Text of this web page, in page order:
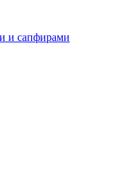
и сапфирами